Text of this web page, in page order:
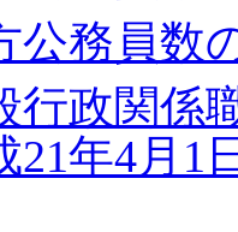
務員数
政関係
21年4月1